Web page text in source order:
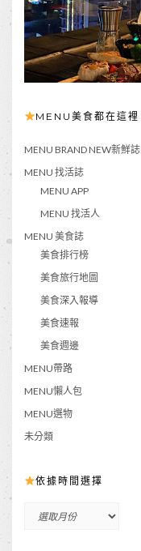
MENU美食都在這裡
MENU BRAND NEW新鮮誌
MENU 找活誌
MENU APP
MENU 找活人
MENU 美食誌
美食排行榜
美食旅行地圖
美食深入報導
美食速報
美食週邊
MENU帶路
MENU懶人包
MENU選物
未分類
依據時間選擇